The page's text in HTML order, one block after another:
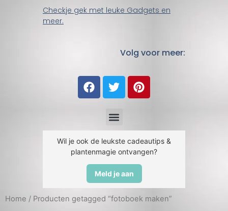
Checkje gek met leuke Gadgets en
meer.
Volg voor meer:
Wil je ook de leukste cadeautips &
plantenmagie ontvangen?
Meld je aan
Home / Producten getagged “fotoboek maken”